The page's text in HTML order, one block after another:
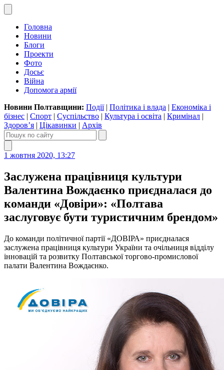
Головна
Новини
Блоги
Проекти
Фото
Досьє
Війна
Допомога армії
Новини Полтавщини: Події| Політика і влада | Економіка і
бізнес | Спорт | Суспільство | Культура і освіта | Кримінал |
Здоров’я | Цікавинки | Архів
1 жовтня 2020, 13:27
Заслужена працівниця культури
Валентина Вождаєнко приєдналася до
команди «Довіри»: «Полтава
заслуговує бути туристичним брендом»
До команди політичної партії «ДОВІРА» приєдналася
заслужена працівниця культури України та очільниця відділу
інновацій та розвитку Полтавської торгово-промислової
палати Валентина Вождаєнко.